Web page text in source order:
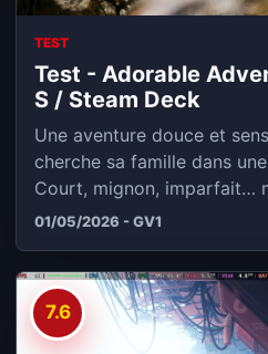
TEST
Test - Adorable
S / Steam Deck
Une aventure douce et
cherche sa famille dans
Court, mignon, imparfait…
01/05/2026 - GV1
7.6